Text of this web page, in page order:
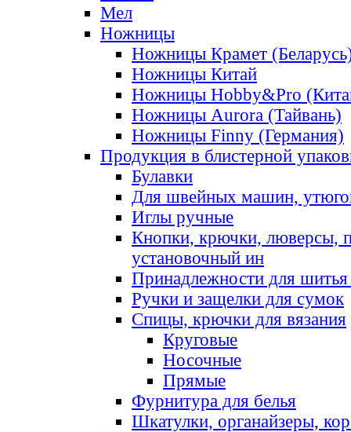
Мел
Ножницы
Ножницы Крамет
Ножницы Китай
Ножницы Hobby&Pro
Ножницы Aurora (Тайвань)
Ножницы Finny (Германия)
Продукция в блистерной
Булавки
Для швейных машин,
Иглы ручные
Кнопки, крючки, люверсы,
установочный ин
Принадлежности для шитья
Ручки и защелки для сумок
Спицы, крючки для вязания
Круговые
Носочные
Прямые
Фурнитура для белья
Шкатулки, органайзеры,